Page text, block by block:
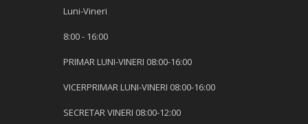
Luni-Vineri
8:00 - 16:00
PRIMAR LUNI-VINERI 08:00-16:00
VICERPRIMAR LUNI-VINERI 08:00-16:00
SECRETAR VINERI 08:00-12:00